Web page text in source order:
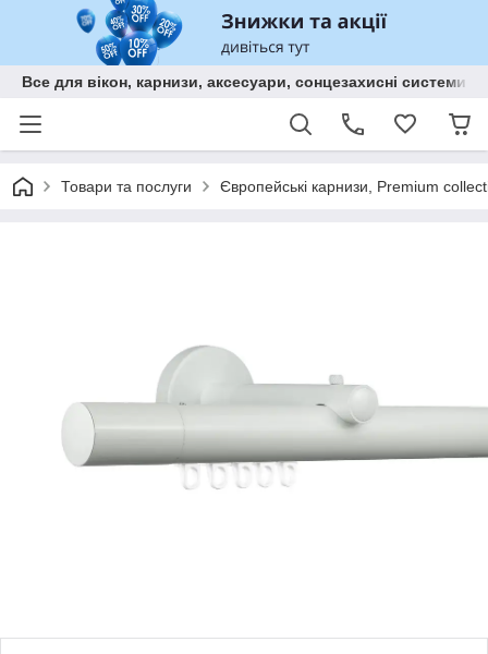
Все для вікон, карнизи, аксесуари, сонцезахисні
Товари та послуги Європейські карнизи, Premium